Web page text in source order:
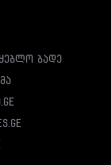
ბადე